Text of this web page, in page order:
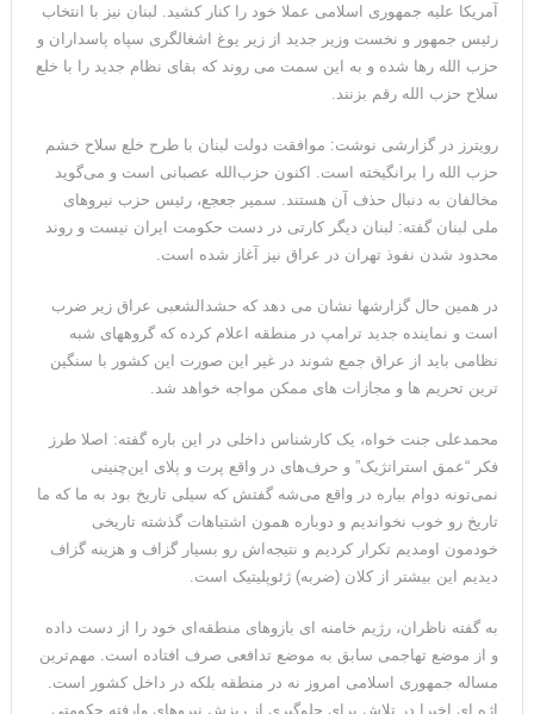
آمریکا علیه جمهوری اسلامی عملا خود را کنار کشید. لبنان نیز با انتخاب
رئیس جمهور و نخست وزیر جدید از زیر یوغ اشغالگری سپاه پاسداران و
حزب الله رها شده و به این سمت می روند که بقای نظام جدید را با خلع
سلاح حزب الله رقم بزنند.
رویترز در گزارشی نوشت: موافقت دولت لبنان با طرح خلع سلاح خشم
حزب الله را برانگیخته است. اکنون حزب‌الله عصبانی است و می‌گوید
مخالفان به دنبال حذف آن هستند. سمیر جعجع، رئیس حزب نیروهای
ملی لبنان گفته: لبنان دیگر کارتی در دست حکومت ایران نیست و روند
محدود شدن نفوذ تهران در عراق نیز آغاز شده است.
در همین حال گزارشها نشان می دهد که حشدالشعبی عراق زیر ضرب
است و نماینده جدید ترامپ در منطقه اعلام کرده که گروههای شبه
نظامی باید از عراق جمع شوند در غیر این صورت این کشور با سنگین
ترین تحریم ها و مجازات های ممکن مواجه خواهد شد.
محمدعلی جنت خواه، یک کارشناس داخلی در این باره گفته: اصلا طرز
فکر “عمق استراتژیک” و حرف‌های در واقع پرت ‌و پلای این‌چنینی
نمی‌تونه دوام بیاره در واقع می‌شه گفتش که سیلی تاریخ بود به ما که ما
تاریخ رو خوب نخواندیم و دوباره همون اشتباهات گذشته تاریخی
خودمون اومدیم تکرار کردیم و نتیجه‌اش رو بسیار گزاف و هزینه گزاف
دیدیم این بیشتر از کلان (ضربه) ژئوپلیتیک است.
به گفته ناظران، رژیم خامنه ای بازوهای منطقه‌ای خود را از دست داده
و از موضع تهاجمی سابق به موضع تدافعی صرف افتاده است. مهم‌ترین
مساله‌ جمهوری اسلامی امروز نه در منطقه بلکه در داخل کشور است.
اژه ای اخیرا در تلاش برای جلوگیری از ریزش نیروهای وارفته حکومتی